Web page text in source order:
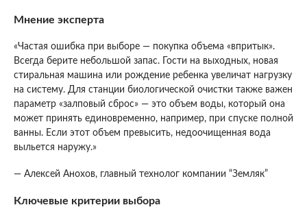
Мнение эксперта
«Частая ошибка при выборе — покупка объема «впритык».
Всегда берите небольшой запас. Гости на выходных, новая
стиральная машина или рождение ребенка увеличат нагрузку
на систему. Для станции биологической очистки также важен
параметр «залповый сброс» — это объем воды, который она
может принять единовременно, например, при спуске полной
ванны. Если этот объем превысить, недоочищенная вода
выльется наружу.»
— Алексей Анохов, главный технолог компании “Земляк”
Ключевые критерии выбора